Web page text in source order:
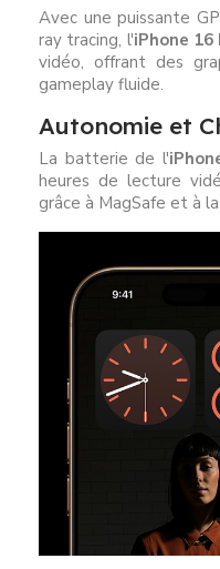
Avec une puissante
ray tracing, l'iPhone 16
vidéo, offrant des
gameplay fluide.
Autonomie et
La batterie de l'
heures de lecture
grâce à MagSafe et à